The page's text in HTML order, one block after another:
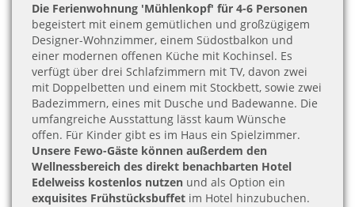
Die Ferienwohnung 'Mühlenkopf' für 4-6 Personen
begeistert mit einem gemütlichen und großzügigem
Designer-Wohnzimmer, einem Südostbalkon und
einer modernen offenen Küche mit Kochinsel. Es
verfügt über drei Schlafzimmern mit TV, davon zwei
mit Doppelbetten und einem mit Stockbett, sowie zwei
Badezimmern, eines mit Dusche und Badewanne. Die
umfangreiche Ausstattung lässt kaum Wünsche
offen. Für Kinder gibt es im Haus ein Spielzimmer.
Unsere Fewo-Gäste können außerdem den
Wellnessbereich des direkt benachbarten Hotel
Edelweiss kostenlos nutzen und als Option ein
exquisites Frühstücksbuffet im Hotel hinzubuchen.